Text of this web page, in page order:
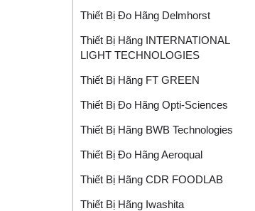
Thiết Bị Đo Hãng Delmhorst
Thiết Bị Hãng INTERNATIONAL
LIGHT TECHNOLOGIES
Thiết Bị Hãng FT GREEN
Thiết Bị Đo Hãng Opti-Sciences
Thiết Bị Hãng BWB Technologies
Thiết Bị Đo Hãng Aeroqual
Thiết Bị Hãng CDR FOODLAB
Thiết Bị Hãng Iwashita